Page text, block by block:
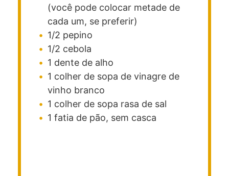
(você pode colocar metade de
cada um, se preferir)
1/2 pepino
1/2 cebola
1 dente de alho
1 colher de sopa de vinagre de
vinho branco
1 colher de sopa rasa de sal
1 fatia de pão, sem casca